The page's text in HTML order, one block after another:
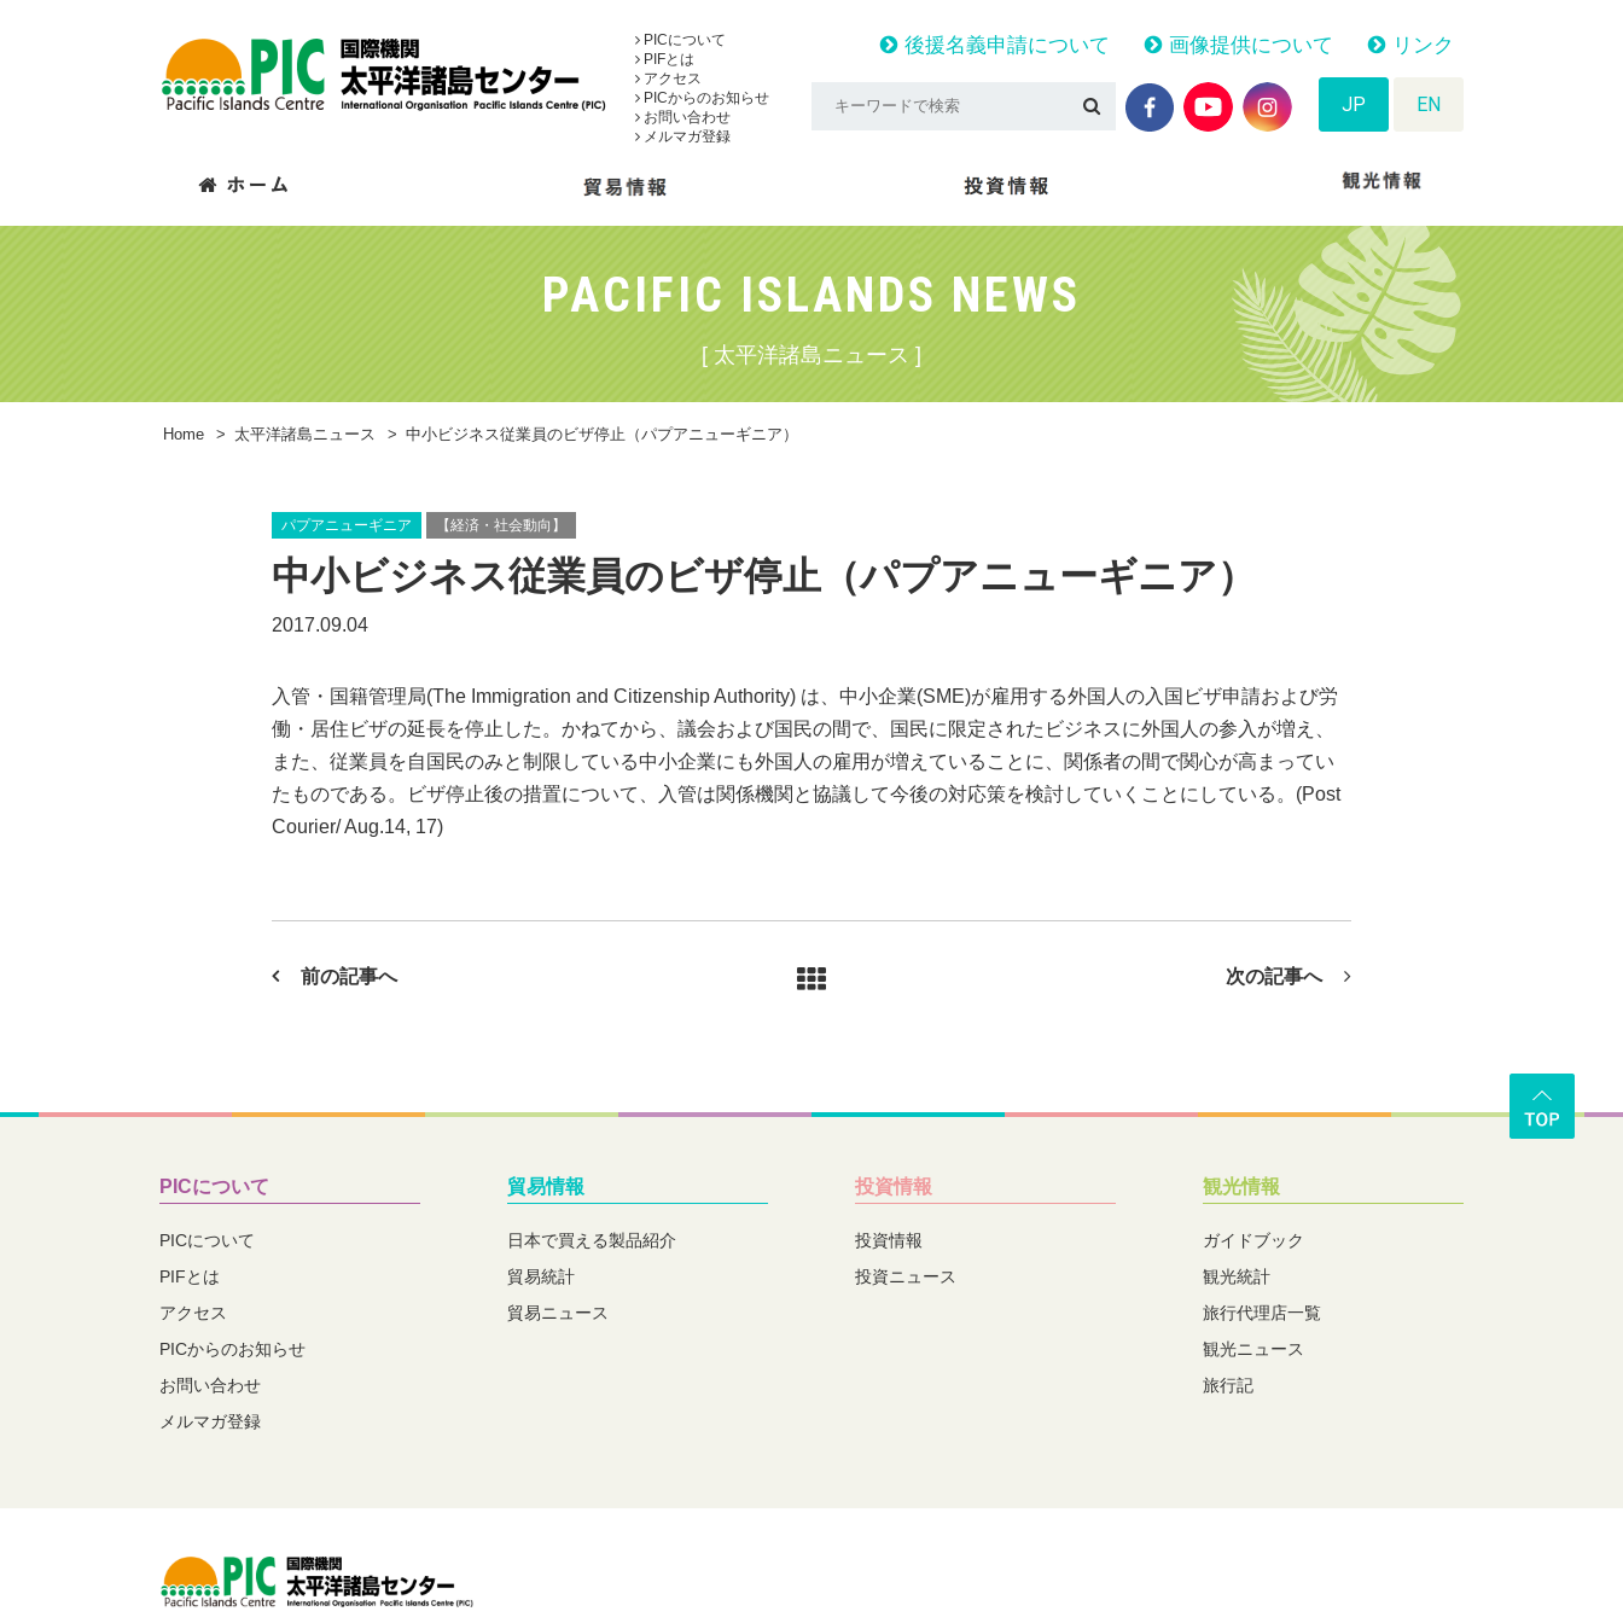
PICについて
PIFとは
アクセス
PICからのお知らせ
お問い合わせ
メルマガ登録
後援名義申請について 画像提供について リンク
JP EN
PACIFIC ISLANDS NEWS
[ 太平洋諸島ニュース ]
Home > 太平洋諸島ニュース > 中小ビジネス従業員のビザ停止（パプアニューギニア）
パプアニューギニア 【経済・社会動向】
中小ビジネス従業員のビザ停止（パプアニューギニア）
2017.09.04
入管・国籍管理局(The Immigration and Citizenship Authority) は、中小企業(SME)が雇用する外国人の入国ビザ申請および労
働・居住ビザの延長を停止した。かねてから、議会および国民の間で、国民に限定されたビジネスに外国人の参入が増え、
また、従業員を自国民のみと制限している中小企業にも外国人の雇用が増えていることに、関係者の間で関心が高まってい
たものである。ビザ停止後の措置について、入管は関係機関と協議して今後の対応策を検討していくことにしている。(Post
Courier/ Aug.14, 17)
前の記事へ 次の記事へ
PICについて
PICについて
PIFとは
アクセス
PICからのお知らせ
お問い合わせ
メルマガ登録
貿易情報
日本で買える製品紹介
貿易統計
貿易ニュース
投資情報
投資情報
投資ニュース
観光情報
ガイドブック
観光統計
旅行代理店一覧
観光ニュース
旅行記